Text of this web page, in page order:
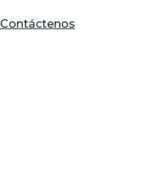
Contáctenos